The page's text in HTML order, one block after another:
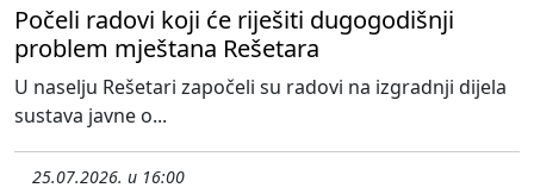
Počeli radovi koji će riješiti dugogodišnji
problem mještana Rešetara
U naselju Rešetari započeli su radovi na izgradnji dijela
sustava javne o...
25.07.2026. u 16:00